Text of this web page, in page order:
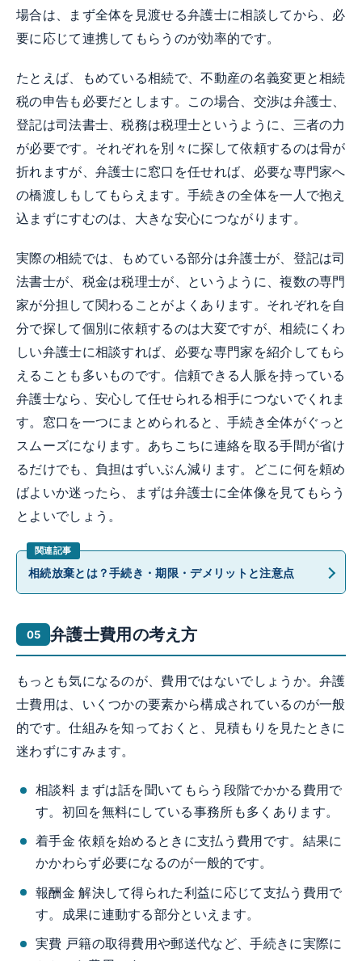
場合は、まず全体を見渡せる弁護士に相談してから、必
要に応じて連携してもらうのが効率的です。
たとえば、もめている相続で、不動産の名義変更と相続
税の申告も必要だとします。この場合、交渉は弁護士、
登記は司法書士、税務は税理士というように、三者の力
が必要です。それぞれを別々に探して依頼するのは骨が
折れますが、弁護士に窓口を任せれば、必要な専門家へ
の橋渡しもしてもらえます。手続きの全体を一人で抱え
込まずにすむのは、大きな安心につながります。
実際の相続では、もめている部分は弁護士が、登記は司
法書士が、税金は税理士が、というように、複数の専門
家が分担して関わることがよくあります。それぞれを自
分で探して個別に依頼するのは大変ですが、相続にくわ
しい弁護士に相談すれば、必要な専門家を紹介してもら
えることも多いものです。信頼できる人脈を持っている
弁護士なら、安心して任せられる相手につないでくれま
す。窓口を一つにまとめられると、手続き全体がぐっと
スムーズになります。あちこちに連絡を取る手間が省け
るだけでも、負担はずいぶん減ります。どこに何を頼め
ばよいか迷ったら、まずは弁護士に全体像を見てもらう
とよいでしょう。
相続放棄とは？手続き・期限・デメリットと注意点
弁護士費用の考え方
もっとも気になるのが、費用ではないでしょうか。弁護
士費用は、いくつかの要素から構成されているのが一般
的です。仕組みを知っておくと、見積もりを見たときに
迷わずにすみます。
相談料 まずは話を聞いてもらう段階でかかる費用で
す。初回を無料にしている事務所も多くあります。
着手金 依頼を始めるときに支払う費用です。結果に
かかわらず必要になるのが一般的です。
報酬金 解決して得られた利益に応じて支払う費用で
す。成果に連動する部分といえます。
実費 戸籍の取得費用や郵送代など、手続きに実際に